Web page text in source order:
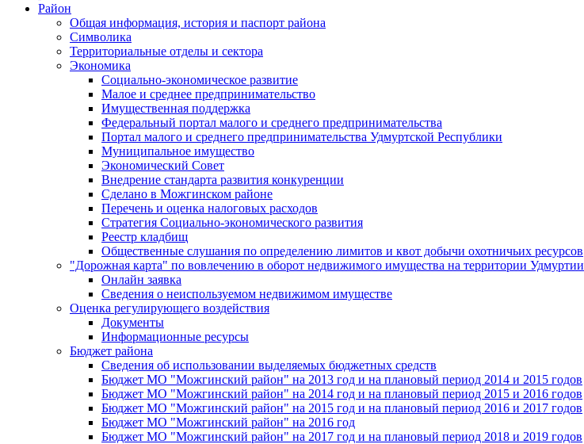
Район
Общая информация, история и паспорт района
Символика
Территориальные отделы и сектора
Экономика
Социально-экономическое развитие
Малое и среднее предпринимательство
Имущественная поддержка
Федеральный портал малого и среднего предпринимательства
Портал малого и среднего предпринимательства Удмуртской Республики
Муниципальное имущество
Экономический Совет
Внедрение стандарта развития конкуренции
Сделано в Можгинском районе
Перечень и оценка налоговых расходов
Стратегия Социально-экономического развития
Реестр кладбищ
Общественные слушания по определению лимитов и квот добычи охотничьих ресурсов
"Дорожная карта" по вовлечению в оборот недвижимого имущества на территории Удмуртии
Онлайн заявка
Сведения о неиспользуемом недвижимом имуществе
Оценка регулирующего воздействия
Документы
Информационные ресурсы
Бюджет района
Сведения об использовании выделяемых бюджетных средств
Бюджет МО "Можгинский район" на 2013 год и на плановый период 2014 и 2015 годов
Бюджет МО "Можгинский район" на 2014 год и на плановый период 2015 и 2016 годов
Бюджет МО "Можгинский район" на 2015 год и на плановый период 2016 и 2017 годов
Бюджет МО "Можгинский район" на 2016 год
Бюджет МО "Можгинский район" на 2017 год и на плановый период 2018 и 2019 годов